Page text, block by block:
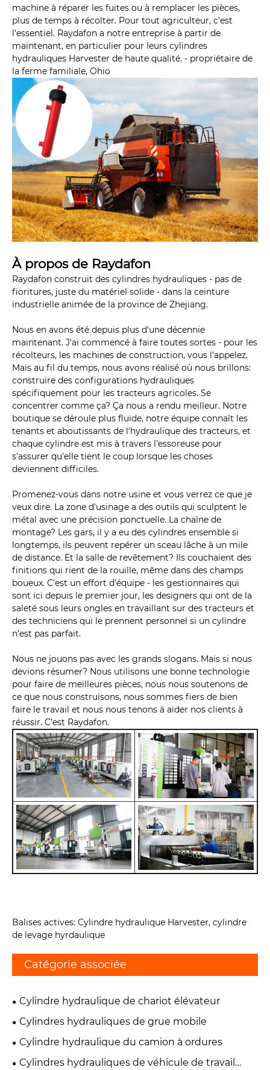
machine à réparer les fuites ou à remplacer les pièces,
plus de temps à récolter. Pour tout agriculteur, c'est
l'essentiel. Raydafon a notre entreprise à partir de
maintenant, en particulier pour leurs cylindres
hydrauliques Harvester de haute qualité. - propriétaire de
la ferme familiale, Ohio
À propos de Raydafon
Raydafon construit des cylindres hydrauliques - pas de
fioritures, juste du matériel solide - dans la ceinture
industrielle animée de la province de Zhejiang.
Nous en avons été depuis plus d'une décennie
maintenant. J'ai commencé à faire toutes sortes - pour les
récolteurs, les machines de construction, vous l'appelez.
Mais au fil du temps, nous avons réalisé où nous brillons:
construire des configurations hydrauliques
spécifiquement pour les tracteurs agricoles. Se
concentrer comme ça? Ça nous a rendu meilleur. Notre
boutique se déroule plus fluide, notre équipe connaît les
tenants et aboutissants de l'hydraulique des tracteurs, et
chaque cylindre est mis à travers l'essoreuse pour
s'assurer qu'elle tient le coup lorsque les choses
deviennent difficiles.
Promenez-vous dans notre usine et vous verrez ce que je
veux dire. La zone d'usinage a des outils qui sculptent le
métal avec une précision ponctuelle. La chaîne de
montage? Les gars, il y a eu des cylindres ensemble si
longtemps, ils peuvent repérer un sceau lâche à un mile
de distance. Et la salle de revêtement? Ils couchaient des
finitions qui rient de la rouille, même dans des champs
boueux. C'est un effort d'équipe - les gestionnaires qui
sont ici depuis le premier jour, les designers qui ont de la
saleté sous leurs ongles en travaillant sur des tracteurs et
des techniciens qui le prennent personnel si un cylindre
n'est pas parfait.
Nous ne jouons pas avec les grands slogans. Mais si nous
devions résumer? Nous utilisons une bonne technologie
pour faire de meilleures pièces, nous nous soutenons de
ce que nous construisons, nous sommes fiers de bien
faire le travail et nous nous tenons à aider nos clients à
réussir. C’est Raydafon.
Balises actives: Cylindre hydraulique Harvester, cylindre
de levage hyrdaulique
Catégorie associée
Cylindre hydraulique de chariot élévateur
Cylindres hydrauliques de grue mobile
Cylindre hydraulique du camion à ordures
Cylindres hydrauliques de véhicule de travail